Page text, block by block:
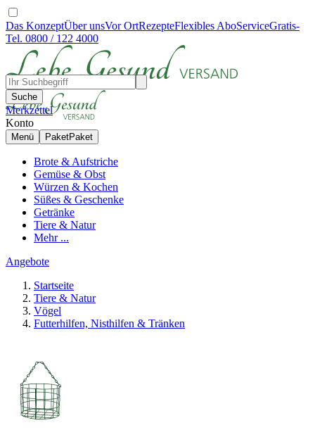
Das KonzeptÜber unsVor OrtRezepteFlexibles AboServiceGratis-
Tel. 0800 / 122 4000
Suche
Merkzettel
Konto
Menü PaketPaket
Brote & Aufstriche
Gemüse & Obst
Würzen & Kochen
Süßes & Geschenke
Getränke
Tiere & Natur
Mehr ...
Angebote
Startseite
Tiere & Natur
Vögel
Futterhilfen, Nisthilfen & Tränken